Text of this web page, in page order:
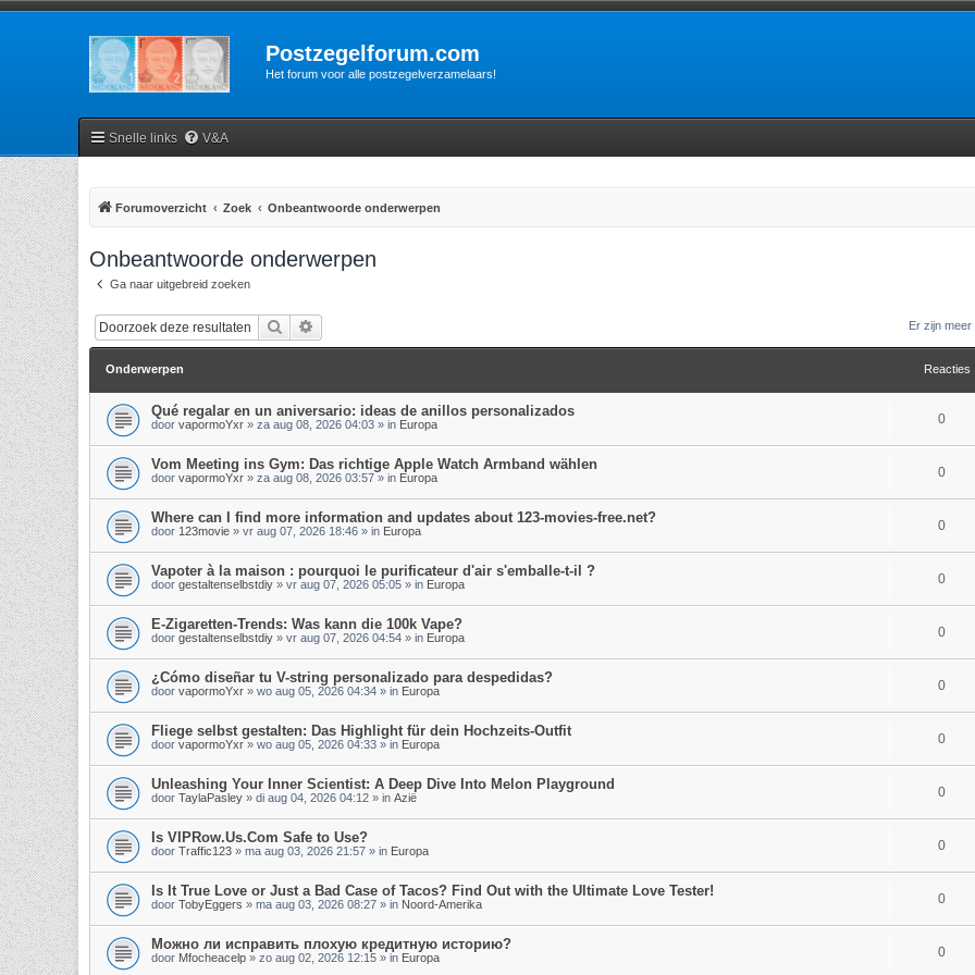
Postzegelforum.com
Het forum voor alle postzegelverzamelaars!
Snelle links V&A
Forumoverzicht Zoek Onbeantwoorde onderwerpen
Onbeantwoorde onderwerpen
Ga naar uitgebreid zoeken
Zoek Er zijn
Onderwerpen Reacties
Qué regalar en un aniversario: ideas de anillos personalizados
door vapormoYxr » za aug 08, 2026 04:03 » in Europa 0
Vom Meeting ins Gym: Das richtige Apple Watch Armband wählen
door vapormoYxr » za aug 08, 2026 03:57 » in Europa 0
Where can I find more information and updates about 123-movies-free.net?
door 123movie » vr aug 07, 2026 18:46 » in Europa 0
Vapoter à la maison : pourquoi le purificateur d'air s'emballe-t-il ?
door gestaltenselbstdiy » vr aug 07, 2026 05:05 » in Europa 0
E-Zigaretten-Trends: Was kann die 100k Vape?
door gestaltenselbstdiy » vr aug 07, 2026 04:54 » in Europa 0
¿Cómo diseñar tu V-string personalizado para despedidas?
door vapormoYxr » wo aug 05, 2026 04:34 » in Europa 0
Fliege selbst gestalten: Das Highlight für dein Hochzeits-Outfit
door vapormoYxr » wo aug 05, 2026 04:33 » in Europa 0
Unleashing Your Inner Scientist: A Deep Dive Into Melon Playground
door TaylaPasley » di aug 04, 2026 04:12 » in Azië 0
Is VIPRow.Us.Com Safe to Use?
door Traffic123 » ma aug 03, 2026 21:57 » in Europa 0
Is It True Love or Just a Bad Case of Tacos? Find Out with the Ultimate Love Tester!
door TobyEggers » ma aug 03, 2026 08:27 » in Noord-Amerika 0
Можно ли исправить плохую кредитную историю?
door Mfocheacelp » zo aug 02, 2026 12:15 » in Europa 0